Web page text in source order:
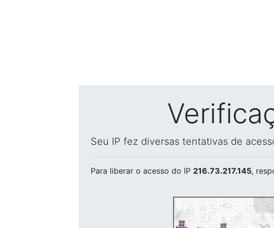
Seu IP fez diversas tentativas de
Para liberar o acesso do IP 216.73.217.145,